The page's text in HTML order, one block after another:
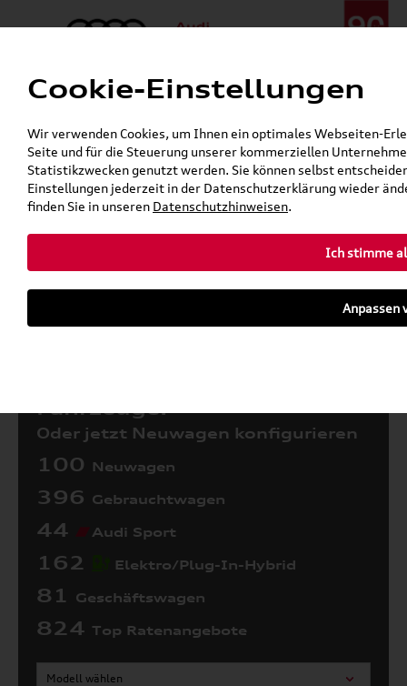
Menü
24h-Pannenhilfe:+49 (0)171 / 870 72 87
Gerade geöffnet
Verkauf:Mo. - Fr. 08:00 - 19:00 Uhr Sa. 09:00 - 13:00 Uhr
Service:Mo. - Fr. 06:00 - 20:00 Uhr Sa. 08:00 - 13:00 Uhr
Zurück zur Startseite
Fahrzeuge:
Oder jetzt Neuwagen konfigurieren
100 Neuwagen
396 Gebrauchtwagen
44 Audi Sport
162 Elektro/Plug-In-Hybrid
81 Geschäftswagen
824 Top Ratenangebote
Modell wählen
Cookie-Einstellungen
Wir verwenden Cookies, um Ihnen ein optimales Webseiten-
Seite und für die Steuerung unserer kommerziellen
Statistikzwecken genutzt werden. Sie können selbst
Einstellungen jederzeit in der Datenschutzerklärung wieder
finden Sie in unseren Datenschutzhinweisen.
Ich stimme
Anpassen